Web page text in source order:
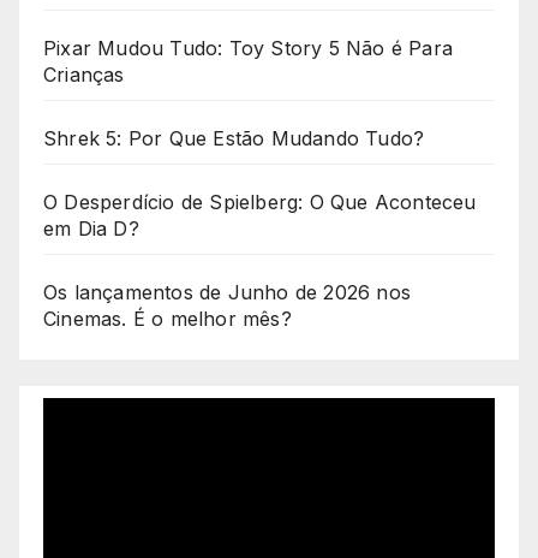
Pixar Mudou Tudo: Toy Story 5 Não é Para
Crianças
Shrek 5: Por Que Estão Mudando Tudo?
O Desperdício de Spielberg: O Que Aconteceu
em Dia D?
Os lançamentos de Junho de 2026 nos
Cinemas. É o melhor mês?